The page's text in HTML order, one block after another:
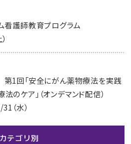
看護師教育プログラム
1回「安全にがん薬物療法を実践
法のケア」（オンデマンド配信）
（水）
カテゴリ別